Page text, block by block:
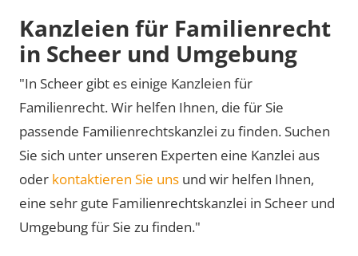
Kanzleien für Familienrecht
in Scheer und Umgebung
"In Scheer gibt es einige Kanzleien für
Familienrecht. Wir helfen Ihnen, die für Sie
passende Familienrechtskanzlei zu finden. Suchen
Sie sich unter unseren Experten eine Kanzlei aus
oder kontaktieren Sie uns und wir helfen Ihnen,
eine sehr gute Familienrechtskanzlei in Scheer und
Umgebung für Sie zu finden."